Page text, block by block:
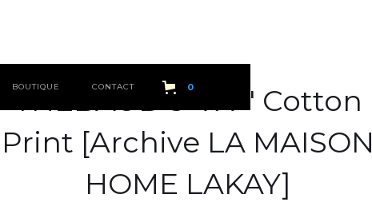
BOUTIQUE CONTACT 0
THÉBAUD 5" x 7" Cotton
Print [Archive LA MAISON
HOME LAKAY]